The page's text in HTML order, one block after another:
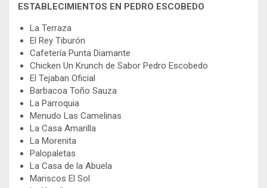
ESTABLECIMIENTOS EN PEDRO ESCOBEDO
La Terraza
El Rey Tiburón
Cafetería Punta Diamante
Chicken Un Krunch de Sabor Pedro Escobedo
El Tejaban Oficial
Barbacoa Toño Sauza
La Parroquia
Menudo Las Camelinas
La Casa Amarilla
La Morenita
Palopaletas
La Casa de la Abuela
Mariscos El Sol